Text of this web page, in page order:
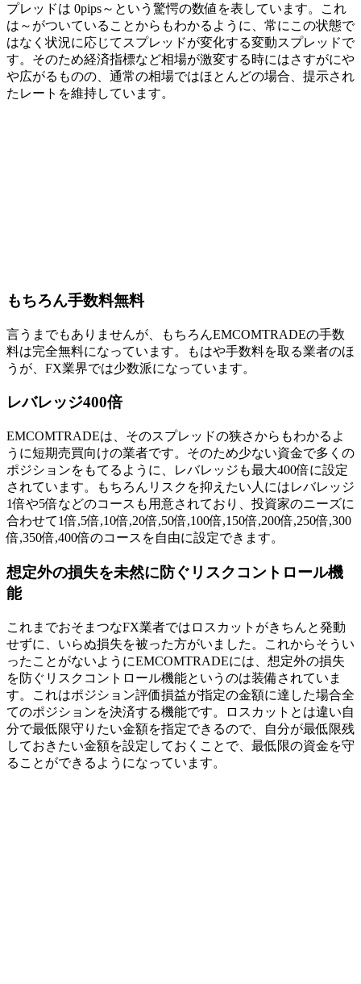
プレッドは 0pips～という驚愕の数値 を表しています。これ
は～がついていることからもわかるように、常にこの状態で
はなく状況に応じてスプレッドが変化する変動スプレッドで
す。そのため経済指標など相場が激変する時にはさすがにや
や広がるものの、通常の相場ではほとんどの場合、提示され
たレートを維持しています。
もちろん手数料無料
言うまでもありませんが、もちろんEMCOMTRADEの手数
料は完全無料になっています。もはや手数料を取る業者のほ
うが、FX業界では少数派になっています。
レバレッジ400倍
EMCOMTRADEは、そのスプレッドの狭さからもわかるよ
うに短期売買向けの業者です。そのため少ない資金で多くの
ポジションをもてるように、レバレッジも最大400倍に設定
されています。もちろんリスクを抑えたい人にはレバレッジ
1倍や5倍などのコースも用意されており、投資家のニーズに
合わせて1倍,5倍,10倍,20倍,50倍,100倍,150倍,200倍,250倍,300
倍,350倍,400倍のコースを自由に設定できます。
想定外の損失を未然に防ぐリスクコントロール機
能
これまでおそまつなFX業者ではロスカットがきちんと発動
せずに、いらぬ損失を被った方がいました。これからそうい
ったことがないようにEMCOMTRADEには、想定外の損失
を防ぐリスクコントロール機能というのは装備されていま
す。これはポジション評価損益が指定の金額に達した場合全
てのポジションを決済する機能です。ロスカットとは違い自
分で最低限守りたい金額を指定できるので、自分が最低限残
しておきたい金額を設定しておくことで、最低限の資金を守
ることができるようになっています。